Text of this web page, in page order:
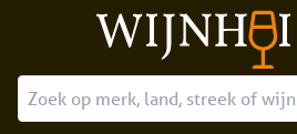
Onze producten